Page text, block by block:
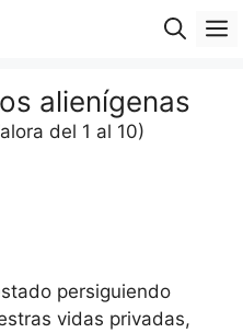
alienígenas
del 1 al 10)
persiguiendo
vidas privadas,